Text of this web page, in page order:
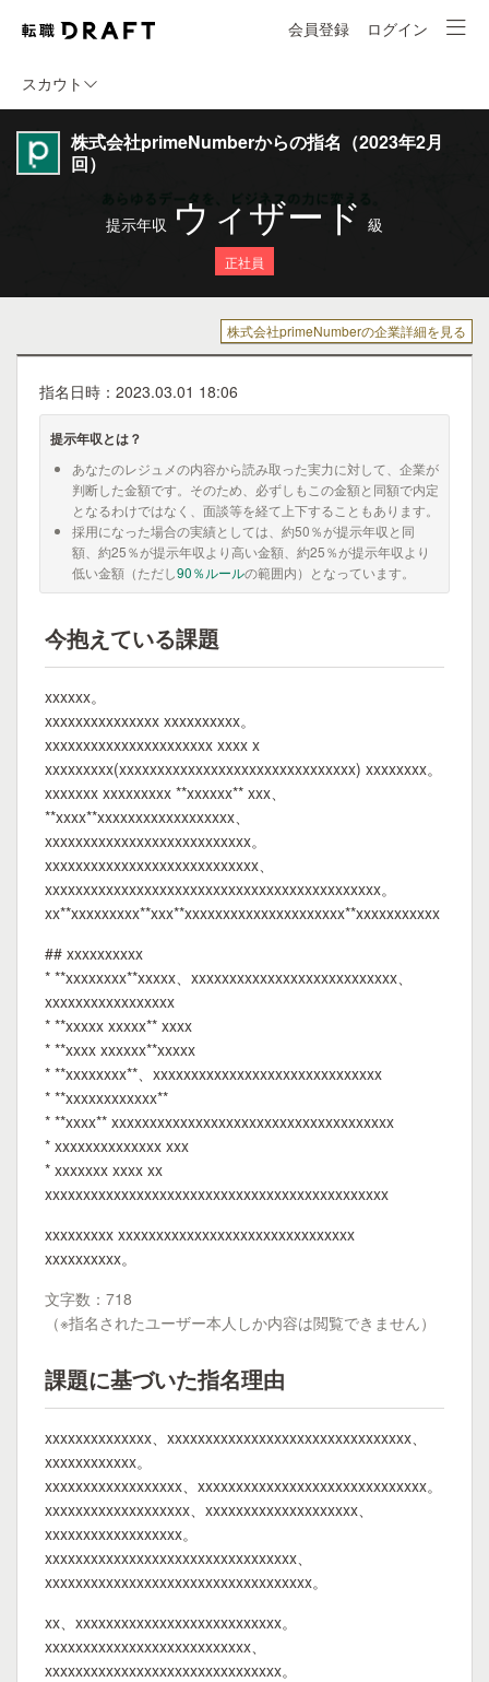
会員登録 ログイン
スカウト
株式会社primeNumberからの指名（2023年2月
回）
提示年収 ウィザード 級
正社員
株式会社primeNumberの企業詳細を見る
指名日時：2023.03.01 18:06
提示年収とは？
あなたのレジュメの内容から読み取った実力に対して、企業が
判断した金額です。そのため、必ずしもこの金額と同額で内定
となるわけではなく、面談等を経て上下することもあります。
採用になった場合の実績としては、約50％が提示年収と同
額、約25％が提示年収より高い金額、約25％が提示年収より
低い金額（ただし90％ルールの範囲内）となっています。
今抱えている課題
xxxxxx。
xxxxxxxxxxxxxxx xxxxxxxxxx。
xxxxxxxxxxxxxxxxxxxxxx xxxx x
xxxxxxxxx(xxxxxxxxxxxxxxxxxxxxxxxxxxxxxxx) xxxxxxxx。
xxxxxxx xxxxxxxxx **xxxxxx** xxx、
**xxxx**xxxxxxxxxxxxxxxxxx、
xxxxxxxxxxxxxxxxxxxxxxxxxxx。
xxxxxxxxxxxxxxxxxxxxxxxxxxxx、
xxxxxxxxxxxxxxxxxxxxxxxxxxxxxxxxxxxxxxxxxxxx。
xx**xxxxxxxxx**xxx**xxxxxxxxxxxxxxxxxxxxx**xxxxxxxxxxx
## xxxxxxxxxx
* **xxxxxxxx**xxxxx、xxxxxxxxxxxxxxxxxxxxxxxxxxx、
xxxxxxxxxxxxxxxxx
* **xxxxx xxxxx** xxxx
* **xxxx xxxxxx**xxxxx
* **xxxxxxxx**、xxxxxxxxxxxxxxxxxxxxxxxxxxxxxx
* **xxxxxxxxxxxx**
* **xxxx** xxxxxxxxxxxxxxxxxxxxxxxxxxxxxxxxxxxxx
* xxxxxxxxxxxxxx xxx
* xxxxxxx xxxx xx
xxxxxxxxxxxxxxxxxxxxxxxxxxxxxxxxxxxxxxxxxxxxx
xxxxxxxxx xxxxxxxxxxxxxxxxxxxxxxxxxxxxxxx
xxxxxxxxxx。
文字数：718
（※指名されたユーザー本人しか内容は閲覧できません）
課題に基づいた指名理由
xxxxxxxxxxxxxx、xxxxxxxxxxxxxxxxxxxxxxxxxxxxxxxx、
xxxxxxxxxxxx。
xxxxxxxxxxxxxxxxxx、xxxxxxxxxxxxxxxxxxxxxxxxxxxxxx。
xxxxxxxxxxxxxxxxxxx、xxxxxxxxxxxxxxxxxxxx、
xxxxxxxxxxxxxxxxxx。
xxxxxxxxxxxxxxxxxxxxxxxxxxxxxxxxx、
xxxxxxxxxxxxxxxxxxxxxxxxxxxxxxxxxxx。
xx、xxxxxxxxxxxxxxxxxxxxxxxxxxx。
xxxxxxxxxxxxxxxxxxxxxxxxxxx、
xxxxxxxxxxxxxxxxxxxxxxxxxxxxxxx。